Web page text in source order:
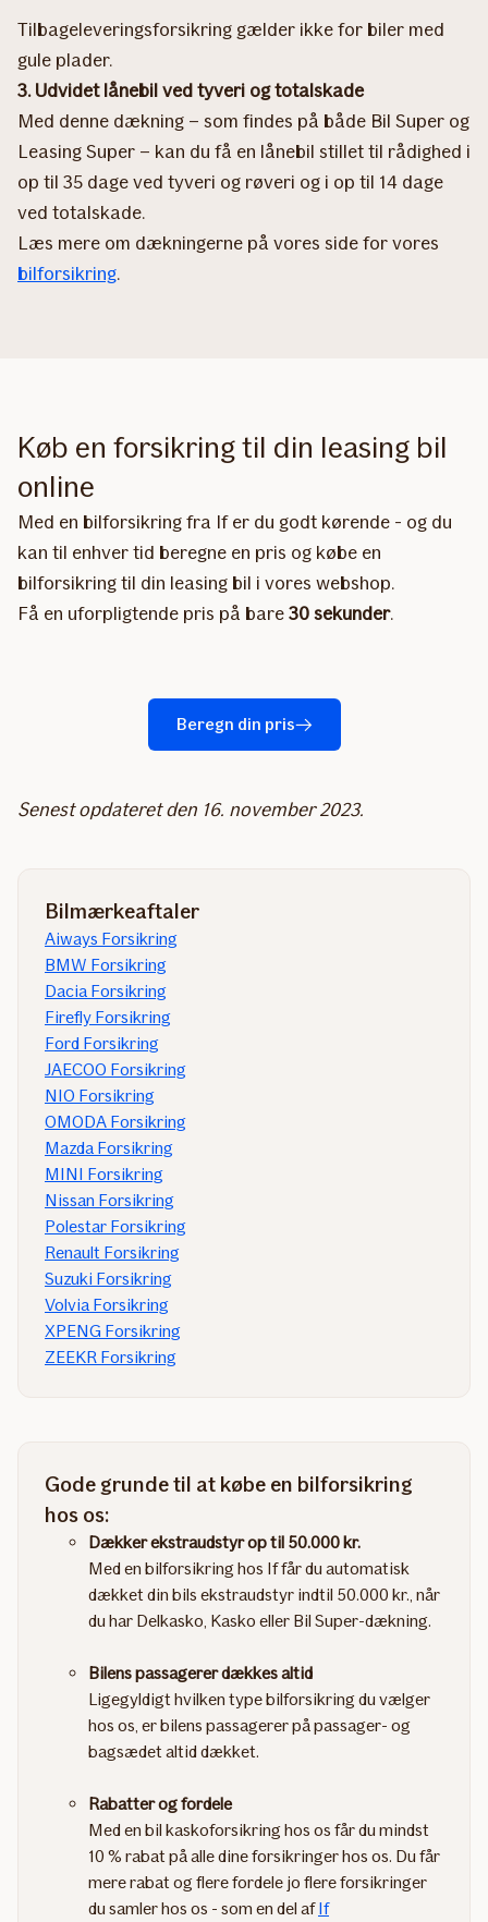
Tilbageleveringsforsikring gælder ikke for biler med
gule plader.
3. Udvidet lånebil ved tyveri og totalskade
Med denne dækning – som findes på både Bil Super og
Leasing Super – kan du få en lånebil stillet til rådighed i
op til 35 dage ved tyveri og røveri og i op til 14 dage
ved totalskade.
Læs mere om dækningerne på vores side for vores
bilforsikring.
Køb en forsikring til din leasing bil
online
Med en bilforsikring fra If er du godt kørende - og du
kan til enhver tid beregne en pris og købe en
bilforsikring til din leasing bil i vores webshop.
Få en uforpligtende pris på bare30 sekunder.
Beregn din pris
Senest opdateret den 16. november 2023.
Bilmærkeaftaler
Aiways Forsikring
BMW Forsikring
Dacia Forsikring
Firefly Forsikring
Ford Forsikring
JAECOO Forsikring
NIO Forsikring
OMODA Forsikring
Mazda Forsikring
MINI Forsikring
Nissan Forsikring
Polestar Forsikring
Renault Forsikring
Suzuki Forsikring
Volvia Forsikring
XPENG Forsikring
ZEEKR Forsikring
Gode grunde til at købe en bilforsikring
hos os:
Dækker ekstraudstyr op til 50.000 kr.
Med en bilforsikring hos If får du automatisk
dækket din bils ekstraudstyr indtil 50.000 kr., når
du har Delkasko, Kasko eller Bil Super-dækning.​​
Bilens passagerer dækkes altid
Ligegyldigt hvilken type bilforsikring du vælger
hos os, er bilens passagerer på passager- og
bagsædet altid dækket. ​
Rabatter og fordele
Med en bil kaskoforsikring hos os får du mindst
10 % rabat på alle dine forsikringer hos os. Du får
mere rabat og flere fordele jo flere forsikringer
du samler hos os - som en del afIf